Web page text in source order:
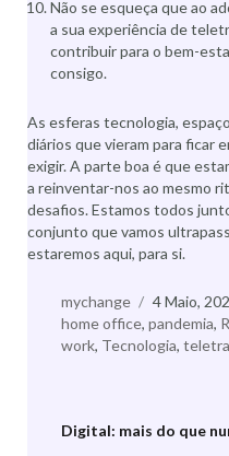
Não se esqueça que ao
a sua experiência de
contribuir para o bem-
consigo.
As esferas tecnologia,
diários que vieram para ficar
exigir. A parte boa é que
a reinventar-nos ao mesmo
desafios. Estamos todos
conjunto que vamos
estaremos aqui, para si.
Autor
mychange
Publicado
a
4 Maio,
home office, pandemia,
work, Tecnologia,
Digital: mais do que